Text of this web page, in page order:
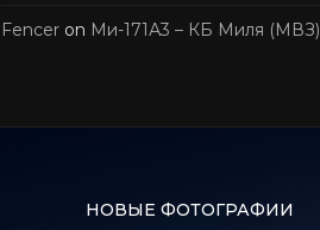
Fencer on Ми-171А3 – КБ Миля (МВЗ)
НОВЫЕ ФОТОГРАФИИ